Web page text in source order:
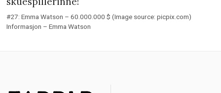
#27: Emma Watson – 60.000.000 $ (Image source: picpix.com)
Informasjon – Emma Watson